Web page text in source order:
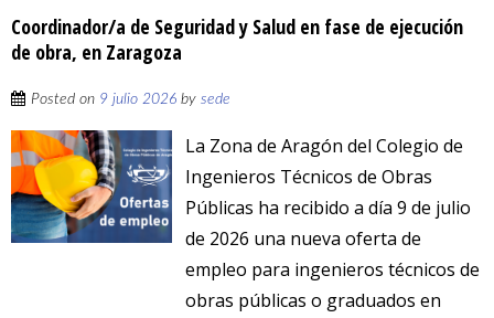
Coordinador/a de Seguridad y Salud en fase de ejecución
de obra, en Zaragoza
Posted on 9 julio 2026 by sede
La Zona de Aragón del Colegio de
Ingenieros Técnicos de Obras
Públicas ha recibido a día 9 de julio
de 2026 una nueva oferta de
empleo para ingenieros técnicos de
obras públicas o graduados en